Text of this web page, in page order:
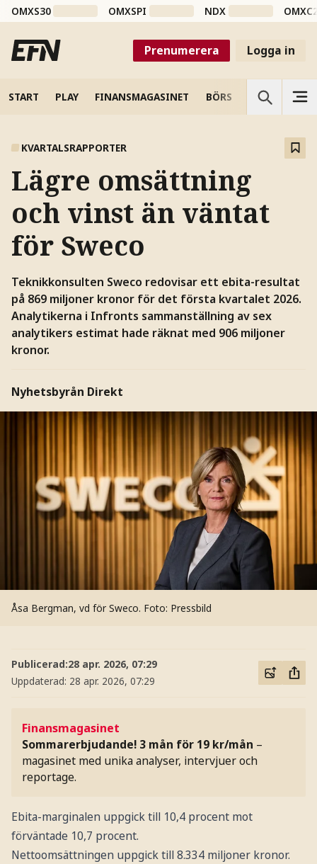
OMXS30 OMXSPI NDX
Prenumerera Logga in
START PLAY FINANSMAGASINET BÖRS VETENSKAP
KVARTALSRAPPORTER
Lägre omsättning
och vinst än väntat
för Sweco
Teknikkonsulten Sweco redovisar ett ebita-resultat
på 869 miljoner kronor för det första kvartalet 2026.
Analytikerna i Infronts sammanställning av sex
analytikers estimat hade räknat med 906 miljoner
kronor.
Nyhetsbyrån Direkt
Åsa Bergman, vd för Sweco. Foto: Pressbild
Publicerad:28 apr. 2026, 07:29
Uppdaterad: 28 apr. 2026, 07:29
Finansmagasinet
Sommarerbjudande! 3 mån för 19 kr/mån –
magasinet med unika analyser, intervjuer och
reportage.
Ebita-marginalen uppgick till 10,4 procent mot
förväntade 10,7 procent.
Nettoomsättningen uppgick till 8.334 miljoner kronor.